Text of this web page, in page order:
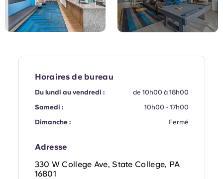
Deutsch
French
Horaires de bureau
Du lundi au vendredi :
de 10h00 à 18h00
Samedi :
10h00 - 17h00
Dimanche :
Fermé
Adresse
330 W College Ave, State College, PA
16801